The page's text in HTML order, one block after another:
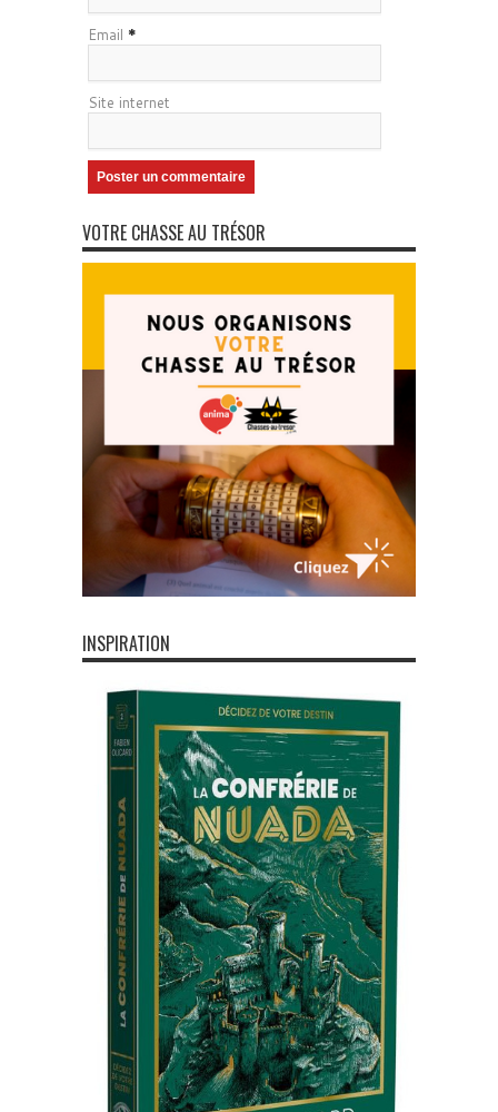
Email *
Site internet
VOTRE CHASSE AU TRÉSOR
INSPIRATION